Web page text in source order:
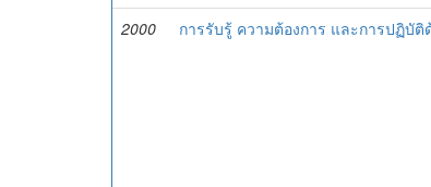
2000 การรับรู้ ความต้องการ และการปฏิบั